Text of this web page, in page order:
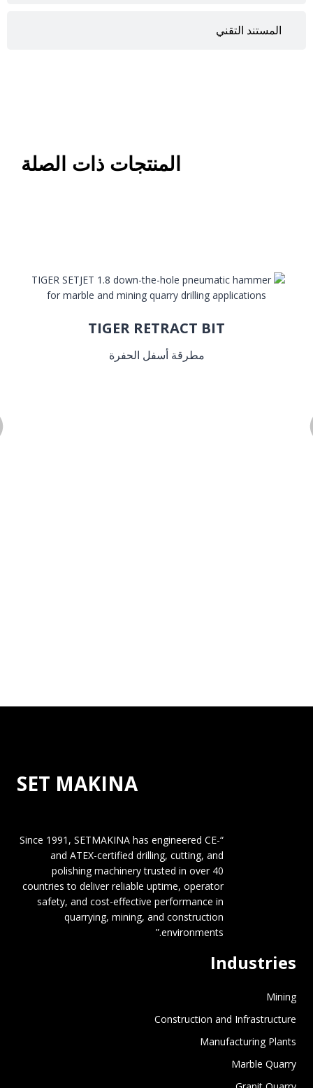
المستند التقني
المنتجات ذات الصلة
TIGER RETRACT BIT
مطرقة أسفل الحفرة
SET MAKINA
“Since 1991, SETMAKINA has engineered CE-
and ATEX-certified drilling, cutting, and
polishing machinery trusted in over 40
countries to deliver reliable uptime, operator
safety, and cost-effective performance in
quarrying, mining, and construction
environments.”
Industries
Mining
Construction and Infrastructure
Manufacturing Plants
Marble Quarry